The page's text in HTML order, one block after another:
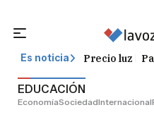
Es noticia Precio luz
EDUCACIÓN
EconomíaSociedadInternacional